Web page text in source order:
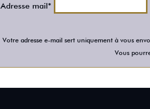
Adresse mail*
Votre adresse e-mail sert uniquement à vous
Vous